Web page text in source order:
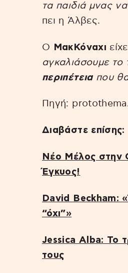
τα παιδιά μνας
πει η Άλβες.
Ο ΜακΚόναχι
αγκαλιάσουμε το
περιπέτειαπου θα
Πηγή:
Διαβάστε επίσης:
Νέο Μέλος στην
Έγκυος!
David Beckham:
“όχι”»
Jessica Alba: Το
τους